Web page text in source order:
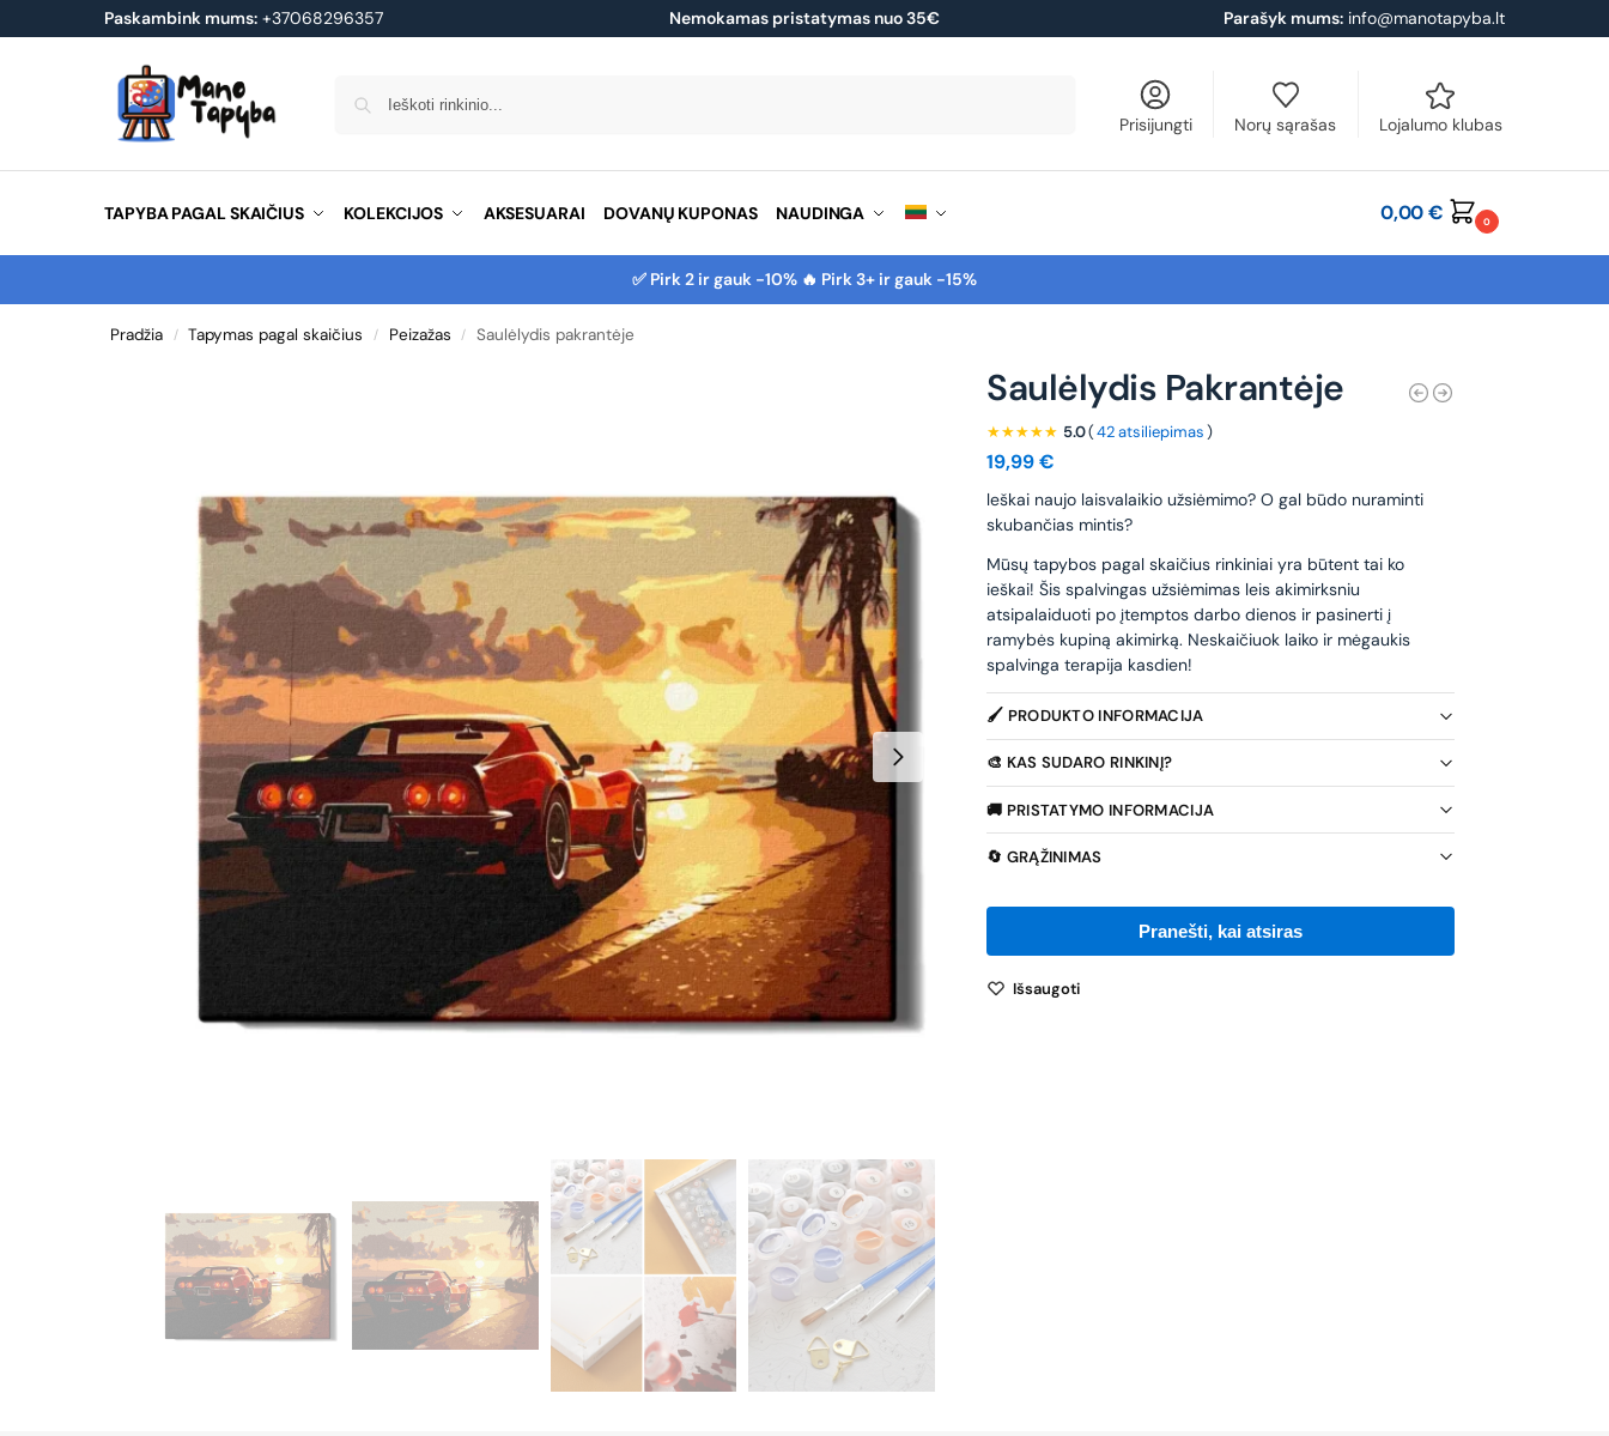
Paskambink mums: +37068296357 Nemokamas pristatymas nuo 35€ Parašyk mums: info@manotapyba.lt
Prisijungti Norų sąrašas Lojalumo klubas
TAPYBA PAGAL SKAIČIUS KOLEKCIJOS AKSESUARAI DOVANŲ KUPONAS NAUDINGA 0,00€ 0
✅ Pirk 2 ir gauk -10% 🔥 Pirk 3+ ir gauk -15%
Pradžia / Tapymas pagal skaičius / Peizažas / Saulėlydis pakrantėje
Saulėlydis Pakrantėje
★★★★★ 5.0(42 atsiliepimas)
19,99€
leškai naujo laisvalaikio užsiėmimo? O gal būdo nuraminti
skubančias mintis?
Mūsų tapybos pagal skaičius rinkiniai yra būtent tai ko
ieškai! Šis spalvingas užsiėmimas leis akimirksniu
atsipalaiduoti po įtemptos darbo dienos ir pasinerti į
ramybės kupiną akimirką. Neskaičiuok laiko ir mėgaukis
spalvinga terapija kasdien!
🖌️ PRODUKTO INFORMACIJA
🎨 KAS SUDARO RINKINĮ?
🚚 PRISTATYMO INFORMACIJA
🔄 GRĄŽINIMAS
Išsaugoti